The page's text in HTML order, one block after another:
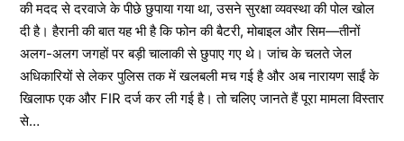
की मदद से दरवाजे के पीछे छुपाया गया था, उसने सुरक्षा व्यवस्था की पोल खोल
दी है। हैरानी की बात यह भी है कि फोन की बैटरी, मोबाइल और सिम—तीनों
अलग-अलग जगहों पर बड़ी चालाकी से छुपाए गए थे। जांच के चलते जेल
अधिकारियों से लेकर पुलिस तक में खलबली मच गई है और अब नारायण साईं के
खिलाफ एक और FIR दर्ज कर ली गई है। तो चलिए जानते हैं पूरा मामला विस्तार
से…